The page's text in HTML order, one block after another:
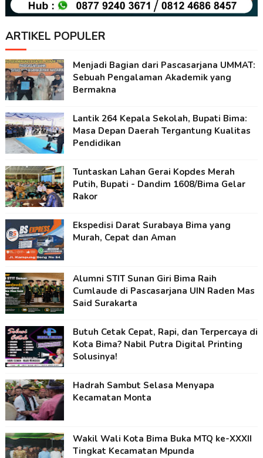
ARTIKEL POPULER
Menjadi Bagian dari Pascasarjana UMMAT:
Sebuah Pengalaman Akademik yang
Bermakna
Lantik 264 Kepala Sekolah, Bupati Bima:
Masa Depan Daerah Tergantung Kualitas
Pendidikan
Tuntaskan Lahan Gerai Kopdes Merah
Putih, Bupati - Dandim 1608/Bima Gelar
Rakor
Ekspedisi Darat Surabaya Bima yang
Murah, Cepat dan Aman
Alumni STIT Sunan Giri Bima Raih
Cumlaude di Pascasarjana UIN Raden Mas
Said Surakarta
Butuh Cetak Cepat, Rapi, dan Terpercaya di
Kota Bima? Nabil Putra Digital Printing
Solusinya!
Hadrah Sambut Selasa Menyapa
Kecamatan Monta
Wakil Wali Kota Bima Buka MTQ ke-XXXII
Tingkat Kecamatan Mpunda